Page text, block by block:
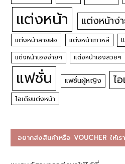
แต่งหน้า แต่งหน้าง่
แต่งหน้าสายฝอ แต่งหน้าเกาหลี
แต่งหน้าเองง่ายๆ แต่งหน้าเองสวยๆ
แฟชั่น แฟชั่นผู้หญิง ไ
ไอเดียแต่งหน้า
อยากส่งสินค้าหรือ VOUCHER ให้เ